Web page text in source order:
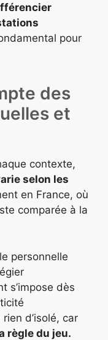
pour
des
et
contexte,
selon les
en France, où
comparée à la
personnelle
s’impose dès
d’isolé, car
règle du jeu.